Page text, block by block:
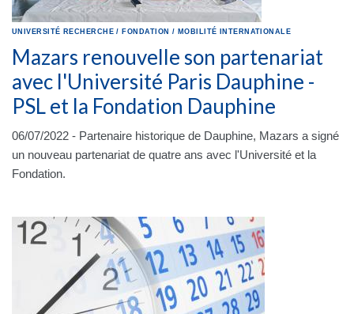
UNIVERSITÉ RECHERCHE / FONDATION / MOBILITÉ INTERNATIONALE
Mazars renouvelle son partenariat
avec l'Université Paris Dauphine -
PSL et la Fondation Dauphine
06/07/2022 - Partenaire historique de Dauphine, Mazars a signé
un nouveau partenariat de quatre ans avec l'Université et la
Fondation.